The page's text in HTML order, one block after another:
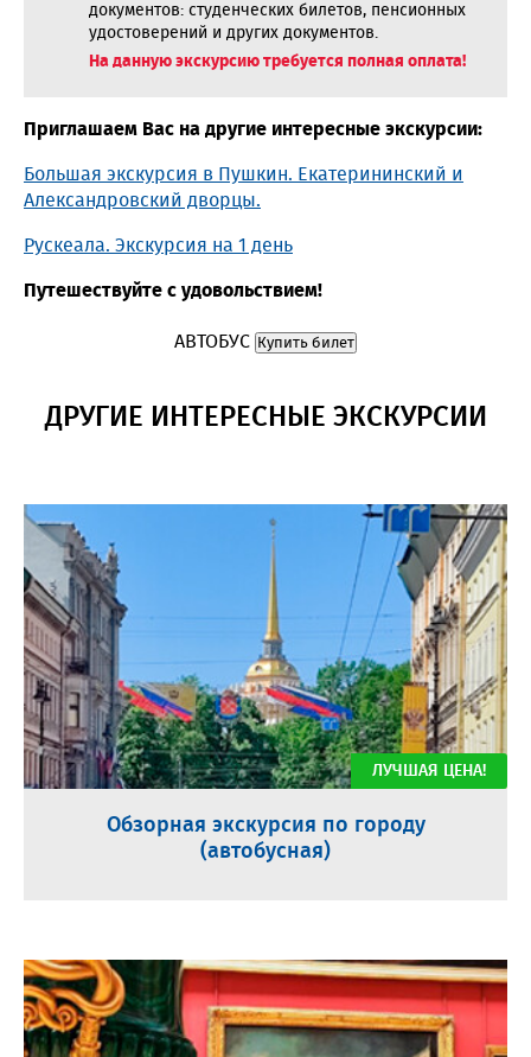
документов: студенческих билетов, пенсионных
удостоверений и других документов.
На данную экскурсию требуется полная оплата!
Приглашаем Вас на другие интересные экскурсии:
Большая экскурсия в Пушкин. Екатерининский и
Александровский дворцы.
Рускеала. Экскурсия на 1 день
Путешествуйте с удовольствием!
АВТОБУС Купить билет
ДРУГИЕ ИНТЕРЕСНЫЕ ЭКСКУРСИИ
Обзорная экскурсия по городу
(автобусная)
ЛУЧШАЯ ЦЕНА!